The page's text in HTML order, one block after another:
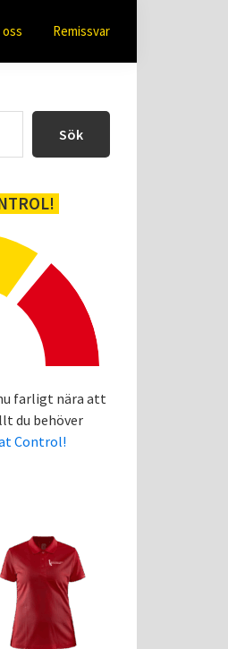
oss Remissvar
Sök
farligt nära att
du behöver
Control!